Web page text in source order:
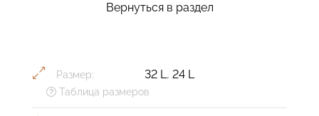
Вернуться в раздел
Размер: 32 L, 24 L
Таблица размеров